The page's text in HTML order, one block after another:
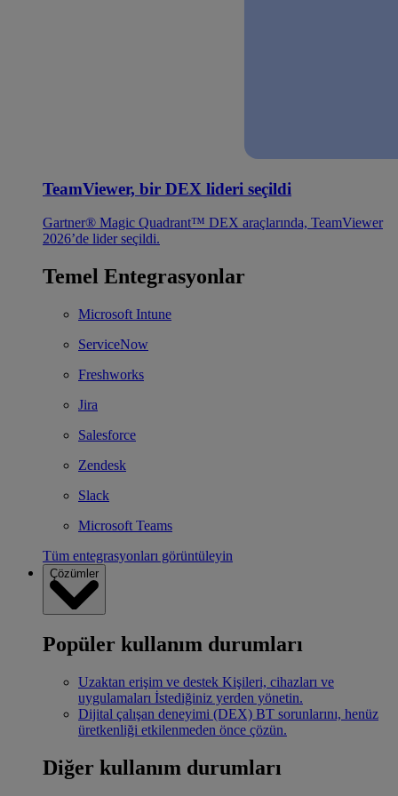
TeamViewer, bir DEX lideri seçildi
Gartner® Magic Quadrant™ DEX araçlarında, TeamViewer
2026’de lider seçildi.
Temel Entegrasyonlar
Microsoft Intune
ServiceNow
Freshworks
Jira
Salesforce
Zendesk
Slack
Microsoft Teams
Tüm entegrasyonları görüntüleyin
Çözümler
Popüler kullanım durumları
Uzaktan erişim ve destek Kişileri, cihazları ve
uygulamaları İstediğiniz yerden yönetin.
Dijital çalışan deneyimi (DEX) BT sorunlarını, henüz
üretkenliği etkilenmeden önce çözün.
Diğer kullanım durumları